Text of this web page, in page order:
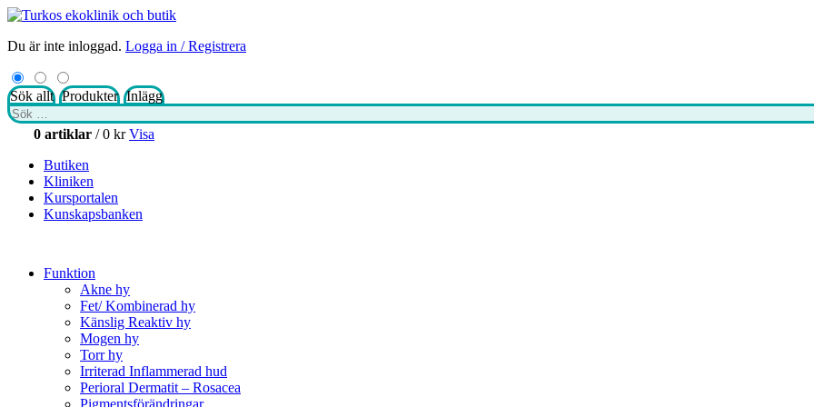
Du är inte inloggad. Logga in / Registrera
Sök allt Produkter Inlägg
Sök
efter:0 artiklar /0 kr Visa
Butiken
Kliniken
Kursportalen
Kunskapsbanken
Funktion
Akne hy
Fet/ Kombinerad hy
Känslig Reaktiv hy
Mogen hy
Torr hy
Irriterad Inflammerad hud
Perioral Dermatit – Rosacea
Pigmentsförändringar